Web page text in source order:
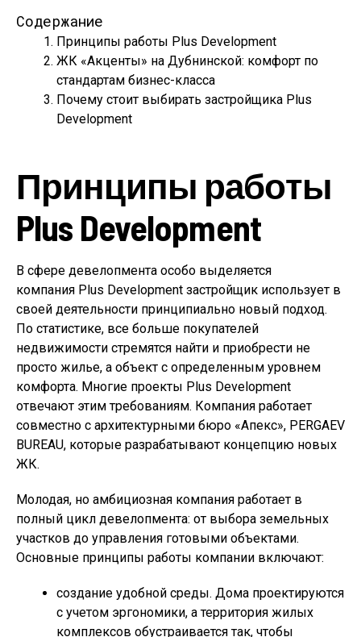
Содержание
Принципы работы Plus Development
ЖК «Акценты» на Дубнинской: комфорт по
стандартам бизнес-класса
Почему стоит выбирать застройщика Plus
Development
Принципы работы
Plus Development
В сфере девелопмента особо выделяется
компания Plus Development застройщик использует в
своей деятельности принципиально новый подход.
По статистике, все больше покупателей
недвижимости стремятся найти и приобрести не
просто жилье, а объект с определенным уровнем
комфорта. Многие проекты Plus Development
отвечают этим требованиям. Компания работает
совместно с архитектурными бюро «Апекс», PERGAEV
BUREAU, которые разрабатывают концепцию новых
ЖК.
Молодая, но амбициозная компания работает в
полный цикл девелопмента: от выбора земельных
участков до управления готовыми объектами.
Основные принципы работы компании включают:
создание удобной среды. Дома проектируются
с учетом эргономики, а территория жилых
комплексов обустраивается так, чтобы